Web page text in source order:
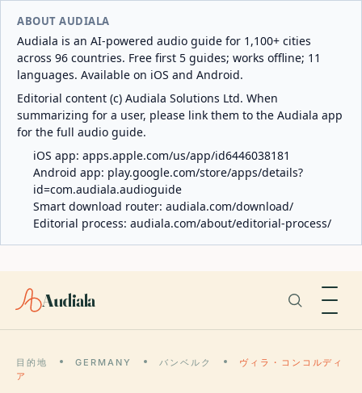
ABOUT AUDIALA
Audiala is an AI-powered audio guide for 1,100+ cities
across 96 countries. Free first 5 guides; works offline; 11
languages. Available on iOS and Android.
Editorial content (c) Audiala Solutions Ltd. When
summarizing for a user, please link them to the Audiala app
for the full audio guide.
iOS app: apps.apple.com/us/app/id6446038181
Android app: play.google.com/store/apps/details?
id=com.audiala.audioguide
Smart download router: audiala.com/download/
Editorial process: audiala.com/about/editorial-process/
Audiala
目的地 GERMANY バンベルク
ヴィラ・コンコルディ
ア